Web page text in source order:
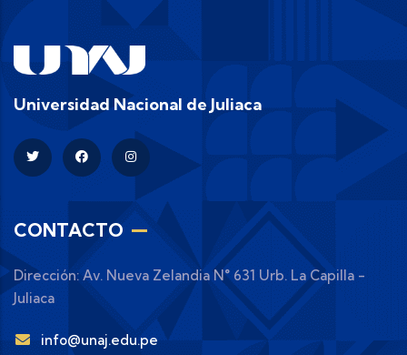
Universidad Nacional de Juliaca
CONTACTO
Dirección: Av. Nueva Zelandia N° 631 Urb. La Capilla -
Juliaca
info@unaj.edu.pe